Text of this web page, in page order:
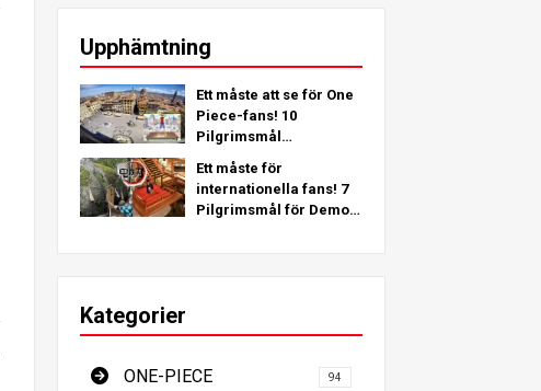
Upphämtning
Ett måste att se för One
Piece-fans! 10
Pilgrimsmål
inspirerade av verkliga
platser runt om i
världen!
Ett måste för
internationella fans! 7
Pilgrimsmål för Demon
Kategorier
ONE-PIECE 94